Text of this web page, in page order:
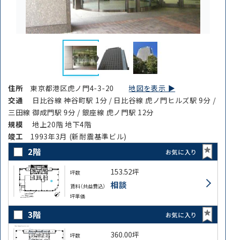
住所東京都港区虎ノ門4-3-20地図を表示 ▶︎
交通
日比谷線 神谷町駅 1分 / 日比谷線 虎ノ門ヒルズ駅 9分 /
三田線 御成門駅 9分 / 銀座線 虎ノ門駅 12分
規模
地上20階 地下4階
竣⼯ 1993年3月 (新耐震基準ビル)
2階 お気に入り
坪数 153.52坪
賃料（共益費込） 相談
坪単価
3階 お気に入り
坪数 360.00坪